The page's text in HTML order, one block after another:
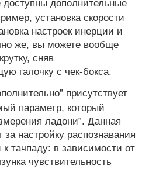
доступны дополнительные
установка скорости
настроек инерции и
же, вы можете вообще
сняв
галочку с чек-бокса.
присутствует
параметр, который
ладони”. Данная
за настройку распознавания
к тачпаду: в зависимости от
чувствительность